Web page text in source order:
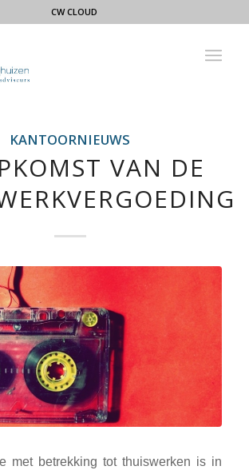
CW CLOUD
KANTOORNIEUWS
VAN DE
met betrekking tot thuiswerken is in